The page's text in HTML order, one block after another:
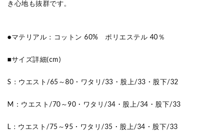
き心地も抜群です。
●マテリアル：コットン 60% ポリエステル 40％
■サイズ詳細(cm)
S：ウエスト/65～80・ワタリ/33・股上/33・股下/32
M：ウエスト/70～90・ワタリ/34・股上/34・股下/33
L：ウエスト/75～95・ワタリ/35・股上/34・股下/33